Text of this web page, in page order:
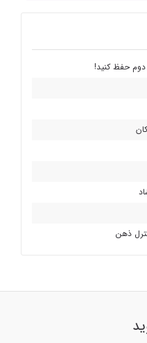
دوم حفظ کنید!
ذهن